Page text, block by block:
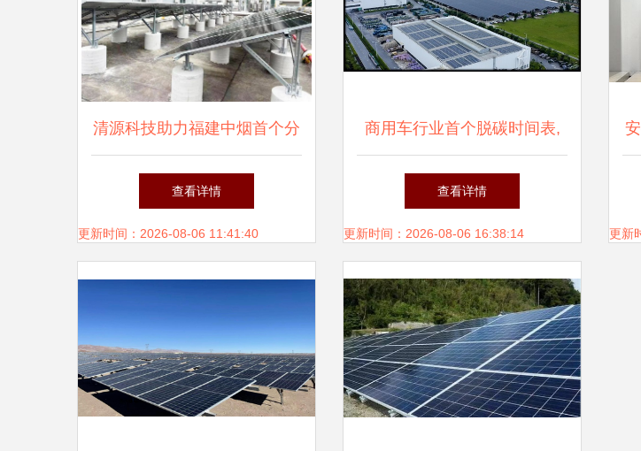
清源科技助力福建中烟首个分
布式屋顶光伏项目成功并网发
电
查看详情
更新时间：2026-08-06 11:41:40
商用车行业首个脱碳时间表,
定了!
查看详情
更新时间：2026-08-06 16:38:14 更新